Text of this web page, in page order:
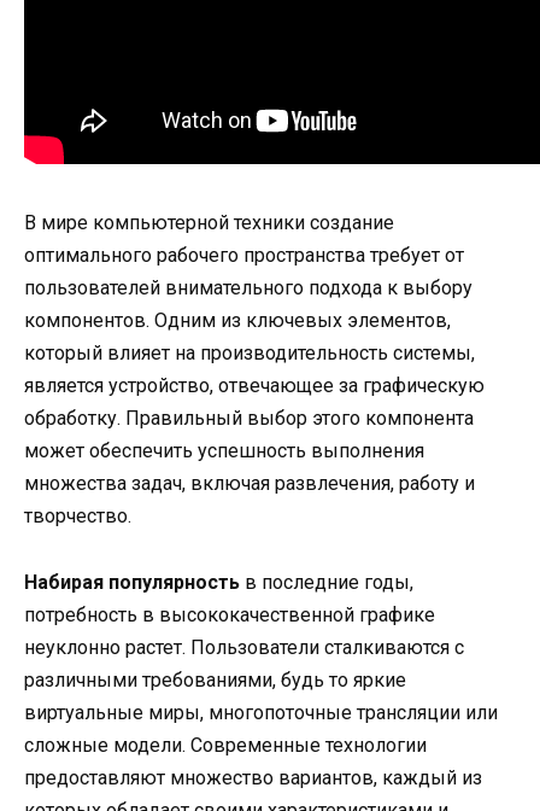
В мире компьютерной техники создание
оптимального рабочего пространства требует от
пользователей внимательного подхода к выбору
компонентов. Одним из ключевых элементов,
который влияет на производительность системы,
является устройство, отвечающее за графическую
обработку. Правильный выбор этого компонента
может обеспечить успешность выполнения
множества задач, включая развлечения, работу и
творчество.
Набирая популярность в последние годы,
потребность в высококачественной графике
неуклонно растет. Пользователи сталкиваются с
различными требованиями, будь то яркие
виртуальные миры, многопоточные трансляции или
сложные модели. Современные технологии
предоставляют множество вариантов, каждый из